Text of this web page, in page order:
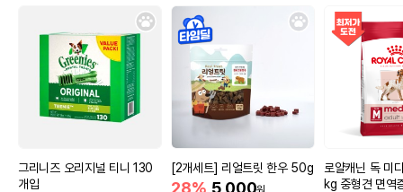
그리니즈 오리지널 티니 130
개입
[2개세트] 리얼트릿 한우 50g
28% 5,000
로얄캐닌 독 미
kg 중형견 면역